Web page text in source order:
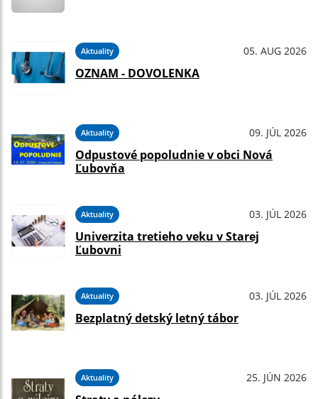
Aktuality 05. AUG 2026
OZNAM - DOVOLENKA
Aktuality 09. JÚL 2026
Odpustové popoludnie v obci Nová
Ľubovňa
Aktuality 03. JÚL 2026
Univerzita tretieho veku v Starej
Ľubovni
Aktuality 03. JÚL 2026
Bezplatný detský letný tábor
Aktuality 25. JÚN 2026